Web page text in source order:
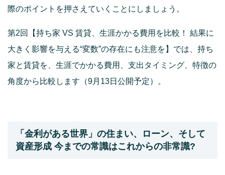
際のポイントを押さえていくことにしましょう。
第2回【持ち家 VS 賃貸、生涯かかる費用を比較！ 結果に
大きく影響を与える“変数”の存在にも注意を】では、持ち
家と賃貸を、生涯でかかる費用、支出タイミング、特徴の
角度から比較します（9月13日公開予定）。
「金利がある世界」の住まい、ローン、そして
資産形成 今までの常識はこれからの非常識?